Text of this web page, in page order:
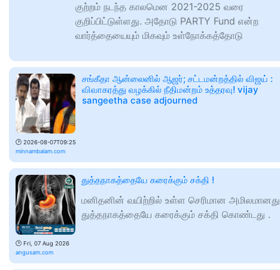
குற்றம் நடந்த காலமென 2021-2025 வரை
குறிப்பிட்டுள்ளது. அதோடு PARTY Fund என்ற
வார்த்தையையும் மிகவும் உள்நோக்கத்தோடு
🕑 2026-08-07T09:25
minnambalam.com
சங்கீதா ஆன்லைனில் ஆஜர்; சட்டமன்றத்தில் விஜய் :
விவாகரத்து வழக்கில் நீதிமன்றம் உத்தரவு! vijay
sangeetha case adjourned
🕑 Fri, 07 Aug 2026
angusam.com
துத்தநாகத்தையே கரைக்கும் சக்தி !
மனிதனின் வயிற்றில் உள்ள செரிமான அமிலமானது
துத்தநாகத்தையே கரைக்கும் சக்தி கொண்டது .